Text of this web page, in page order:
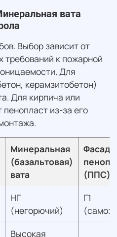
вата
Выбор зависит от
требований к пожарной
Для
керамзитобетон)
Для кирпича или
из-за его
Минеральная
(базальтовая)
вата
(ППС)
НГ
(негорючий)
Г1
Высокая